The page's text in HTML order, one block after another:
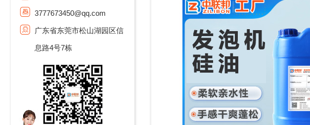
3777673450@qq.com
广东省东莞市松山湖园区信
息路4号7栋